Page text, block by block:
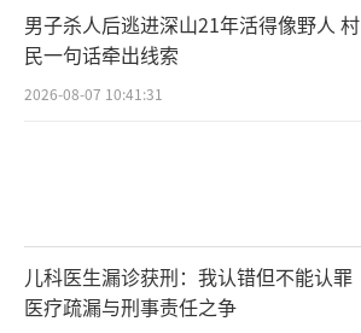
男子杀人后逃进深山21年活得像野人 村
民一句话牵出线索
2026-08-07 10:41:31
儿科医生漏诊获刑：我认错但不能认罪
医疗疏漏与刑事责任之争